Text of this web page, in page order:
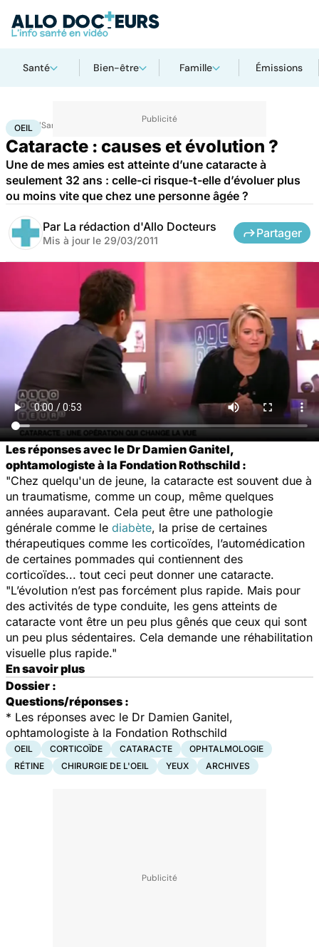
Santé Bien-être Famille Émissions
AccueilSanté
OEIL
Cataracte : causes et évolution ?
Une de mes amies est atteinte d’une cataracte à
seulement 32 ans : celle-ci risque-t-elle d’évoluer plus
ou moins vite que chez une personne âgée ?
Par La rédaction d'Allo Docteurs
Mis à jour le 29/03/2011
Partager
Les réponses avec le Dr Damien Ganitel,
ophtamologiste à la Fondation Rothschild :
"Chez quelqu'un de jeune, la cataracte est souvent due à
un traumatisme, comme un coup, même quelques
années auparavant. Cela peut être une pathologie
générale comme le diabète, la prise de certaines
thérapeutiques comme les corticoïdes, l’automédication
de certaines pommades qui contiennent des
corticoïdes... tout ceci peut donner une cataracte.
"L’évolution n’est pas forcément plus rapide. Mais pour
des activités de type conduite, les gens atteints de
cataracte vont être un peu plus gênés que ceux qui sont
un peu plus sédentaires. Cela demande une réhabilitation
visuelle plus rapide."
En savoir plus
Dossier :
Questions/réponses :
* Les réponses avec le Dr Damien Ganitel,
ophtamologiste à la Fondation Rothschild
OEIL CORTICOÏDE CATARACTE
OPHTALMOLOGIE
RÉTINE
CHIRURGIE DE L'OEIL YEUX ARCHIVES